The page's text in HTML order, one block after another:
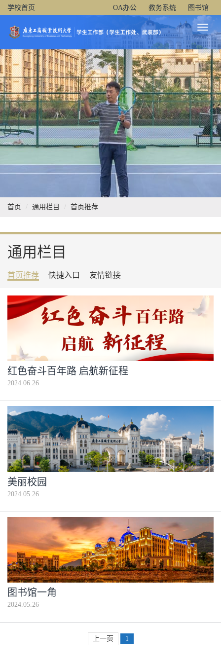
学校首页 OA办公 教务系统 图书馆
Toggle
首页 通用栏目 首页推荐
通用栏目
首页推荐 快捷入口 友情链接
红色奋斗百年路 启航新征程
2024.06.26
美丽校园
2024.05.26
图书馆一角
2024.05.26
上一页 1